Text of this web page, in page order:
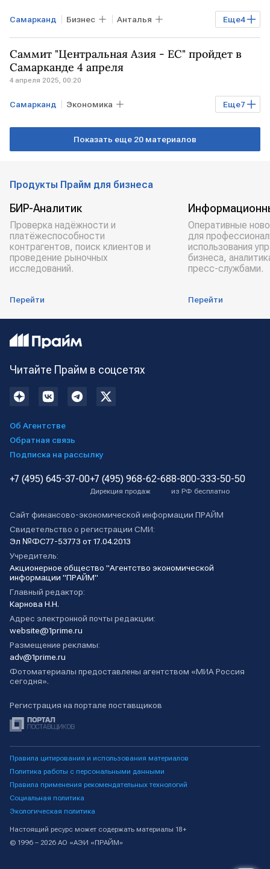
Еще4
Самарканд Бизнес Анталья
Ульяновск аэропорт Внуково
аэропорт Домодедово
аэропорт Шереметьево
Саммит "Центральная Азия - ЕС" пройдет в
Самарканде 4 апреля
4 апреля 2025, 00:20
Еще7
Самарканд Экономика
Мировая экономика
УЗБЕКИСТАН
Урсула фон дер Ляйен ЕС
Показать еще 20 материалов
Продукты Прайм для бизнеса
БИР-Аналитик
Проверка надёжности и
платёжеспособности
контрагентов, поиск клиентов и
проведение рыночных
исследований.
Перейти
Оперативные
для
использования
бизнеса,
пресс-службами.
Перейти
Читайте Прайм в соцсетях
Об Агентстве
Обратная связь
Подписка на рассылку
+7 (495) 645-37-00+7 (495) 968-62-68
Дирекция продаж
8-800-333-50-50
из РФ бесплатно
Сайт финансово-экономической информации ПРАЙМ
Свидетельство о регистрации СМИ:
Эл №ФС77-53773 от 17.04.2013
Учредитель:
Акционерное общество "Агентство экономической
информации "ПРАЙМ"
Главный редактор:
Карнова Н.Н.
Адрес электронной почты редакции:
website@1prime.ru
Размещение рекламы:
adv@1prime.ru
Фотоматериалы предоставлены агентством «МИА Россия
сегодня».
Регистрация на портале поставщиков
Правила цитирования и использования материалов
Политика работы с персональными данными
Правила применения рекомендательных технологий
Социальная политика
Экологическая политика
Настоящий ресурс может содержать материалы 18+
© 1996 – 2026 АО «АЭИ «ПРАЙМ»